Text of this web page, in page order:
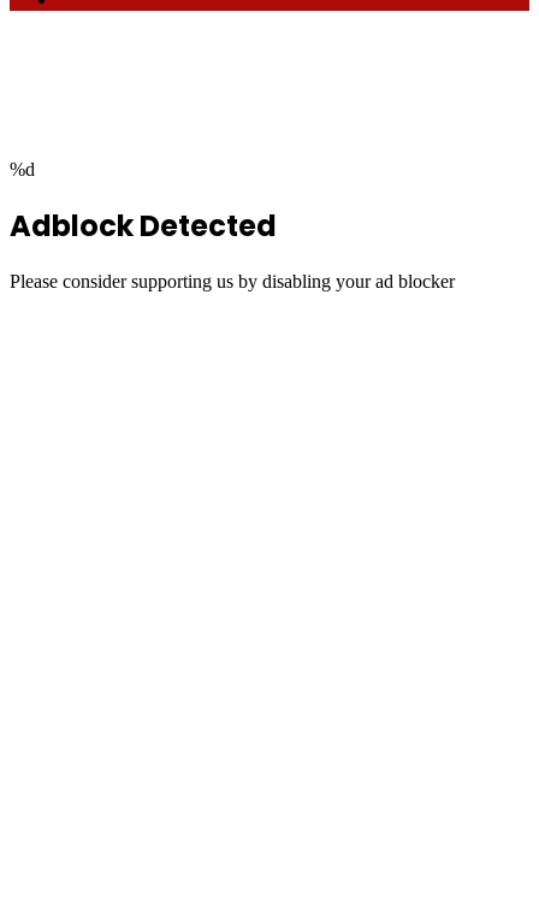
%d
Adblock Detected
Please consider supporting us by disabling your ad blocker